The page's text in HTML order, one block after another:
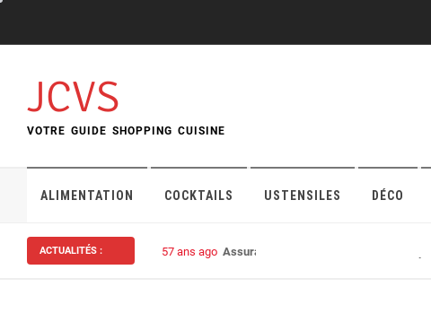
content
JCVS
VOTRE GUIDE SHOPPING CUISINE
ALIMENTATION COCKTAILS USTENSILES DÉCO
ACTUALITÉS : 57 ans ago Assurance habitation : bien choisir sa